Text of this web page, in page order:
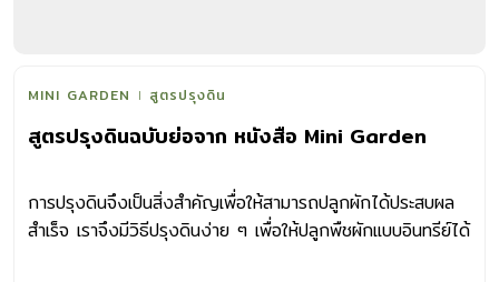
MINI GARDEN สูตรปรุงดิน
สูตรปรุงดินฉบับย่อจาก หนังสือ Mini Garden
การปรุงดินจึงเป็นสิ่งสำคัญเพื่อให้สามารถปลูกผักได้ประสบผล
สำเร็จ เราจึงมีวิธีปรุงดินง่าย ๆ เพื่อให้ปลูกพืชผักแบบอินทรีย์ได้